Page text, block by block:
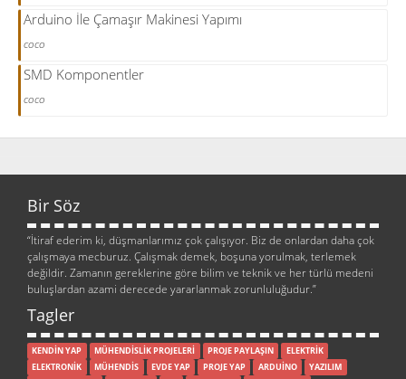
Arduino İle Çamaşır Makinesi Yapımı
coco
SMD Komponentler
coco
Bir Söz
“İtiraf ederim ki, düşmanlarımız çok çalışıyor. Biz de onlardan daha çok
çalışmaya mecburuz. Çalışmak demek, boşuna yorulmak, terlemek
değildir. Zamanın gereklerine göre bilim ve teknik ve her türlü medeni
buluşlardan azami derecede yararlanmak zorunluluğudur.”
Tagler
KENDİN YAP MÜHENDİSLİK PROJELERİ PROJE PAYLAŞIN
ELEKTRİK
ELEKTRONİK
MÜHENDİS EVDE YAP PROJE YAP ARDUİNO
YAZILIM